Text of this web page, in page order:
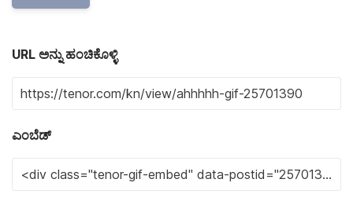
URL ಅನ್ನು ಹಂಚಿಕೊಳ್ಳಿ
ಎಂಬೆಡ್